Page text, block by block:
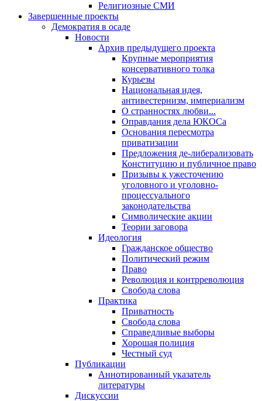
Религиозные СМИ
Завершенные проекты
Демократия в осаде
Новости
Архив предыдущего проекта
Крупные мероприятия
консервативного толка
Курьезы
Национальная идея,
антивестернизм, империализм
О странностях любви...
Оправдания дела ЮКОСа
Основания пересмотра
приватизации
Предложения де-либерализовать
Конституцию и публичное право
Призывы к ужесточению
уголовного и уголовно-
процессуального
законодательства
Символические акции
Теории заговора
Идеология
Гражданское общество
Политический режим
Право
Революция и контрреволюция
Свобода слова
Практика
Приватность
Свобода слова
Справедливые выборы
Хорошая полиция
Честный суд
Публикации
Аннотированный указатель
литературы
Дискуссии